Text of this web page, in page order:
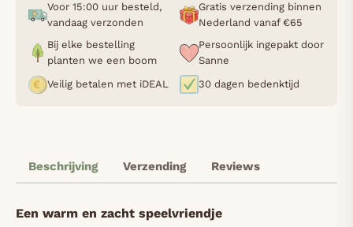
Voor 15:00 uur besteld,
vandaag verzonden
Gratis verzending binnen
Nederland vanaf €65
Bij elke bestelling
planten we een boom
Persoonlijk ingepakt door
Sanne
Veilig betalen met iDEAL
30 dagen bedenktijd
Beschrijving Verzending Reviews
Een warm en zacht speelvriendje